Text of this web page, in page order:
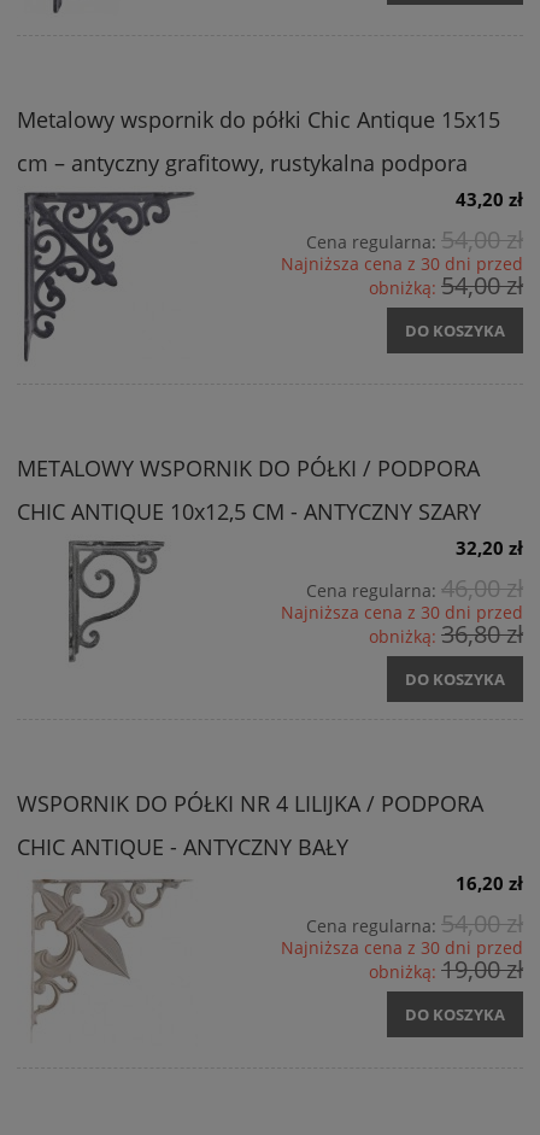
Metalowy wspornik do półki Chic Antique 15x15
cm – antyczny grafitowy, rustykalna podpora
43,20 zł
Cena regularna: 54,00 zł
Najniższa cena z 30 dni przed
obniżką: 54,00 zł
DO KOSZYKA
METALOWY WSPORNIK DO PÓŁKI / PODPORA
CHIC ANTIQUE 10x12,5 CM - ANTYCZNY SZARY
32,20 zł
Cena regularna: 46,00 zł
Najniższa cena z 30 dni przed
obniżką: 36,80 zł
DO KOSZYKA
WSPORNIK DO PÓŁKI NR 4 LILIJKA / PODPORA
CHIC ANTIQUE - ANTYCZNY BAŁY
16,20 zł
Cena regularna: 54,00 zł
Najniższa cena z 30 dni przed
obniżką: 19,00 zł
DO KOSZYKA